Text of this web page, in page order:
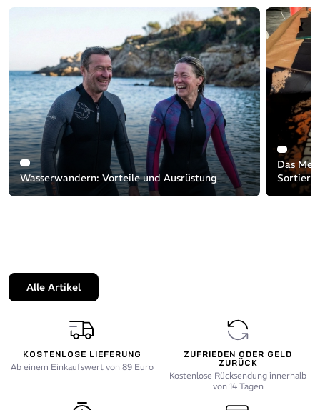
Wasserwandern: Vorteile und Ausrüstung
Das
Alle Artikel
KOSTENLOSE LIEFERUNG
Ab einem Einkaufswert von 89 Euro
ZUFRIEDEN ODER GELD
ZURÜCK
Kostenlose Rücksendung innerhalb
von 14 Tagen